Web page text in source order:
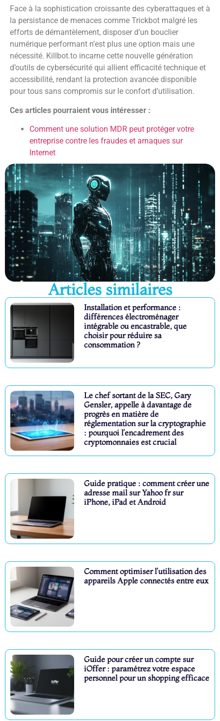
Face à la sophistication croissante des cyberattaques et à
la persistance de menaces comme Trickbot malgré les
efforts de démantèlement, disposer d’un bouclier
numérique performant n’est plus une option mais une
nécessité. Killbot.to incarne cette nouvelle génération
d’outils de cybersécurité qui allient efficacité technique et
accessibilité, rendant la protection avancée disponible
pour tous sans compromis sur le confort d’utilisation.
Ces articles pourraient vous intéresser :
Comment une solution MDR peut protéger votre
entreprise contre les fraudes et arnaques sur
Internet
Articles similaires
Installation et performance :
différences électroménager
intégrable ou encastrable, que
choisir pour réduire sa
consommation ?
Le chef sortant de la SEC, Gary
Gensler, appelle à davantage de
progrès en matière de
réglementation sur la cryptographie
: pourquoi l’encadrement des
cryptomonnaies est crucial
Guide pratique : comment créer une
adresse mail sur Yahoo fr sur
iPhone, iPad et Android
Comment optimiser l’utilisation des
appareils Apple connectés entre eux
Guide pour créer un compte sur
iOffer : paramétrez votre espace
personnel pour un shopping efficace